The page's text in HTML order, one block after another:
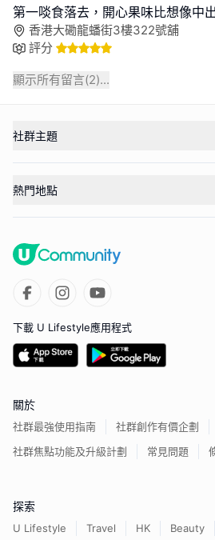
第一啖食落去，開心果味比想像中
香港大磡龍蟠街3樓322號舖
評分
顯示所有留言(2)...
社群主題
熱門地點
下載 U Lifestyle應用程式
關於
社群最強使用指南
社群創作有價企劃
社群焦點功能及升級計劃
常見問題
探索
U Lifestyle Travel HK Beauty